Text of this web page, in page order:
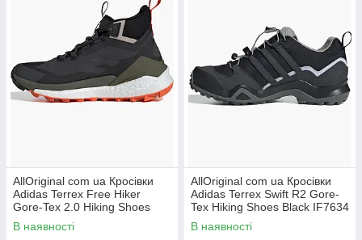
AllOriginal com ua Кросівки
Adidas Terrex Free Hiker
Gore-Tex 2.0 Hiking Shoes
Black IF9229 РОЗМІРИ
ЗАПИТУЙТЕ
В наявності
AllOriginal com ua Кросівки
Adidas Terrex Swift R2 Gore-
Tex Hiking Shoes Black IF7634
РОЗМІРИ ЗАПИТУЙТЕ
В наявності